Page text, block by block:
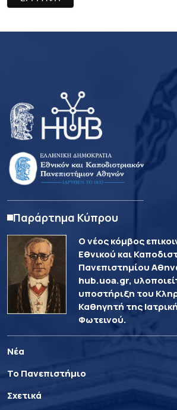
Παράρτημα Κύπρου
Ο νέος κόμβος
Εθνικού και
Πανεπιστημίου
hub.uoa.gr,
υποστήριξη του
Καθηγητή της
Φωτεινού.
Νέα
Το Πανεπιστήμιο
Σχετικά